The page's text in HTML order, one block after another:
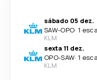
sábado 05 dez.
SAW-OPO· 1
KLM
sexta 11 dez.
OPO-SAW· 1
KLM